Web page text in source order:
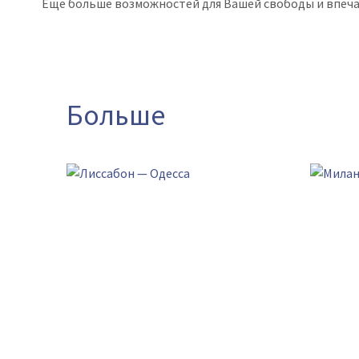
Еще больше возможностей для Вашей свободы и
Больше